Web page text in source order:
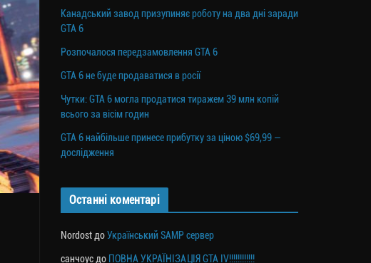
Канадський завод призупиняє роботу на два дні заради
GTA 6
Розпочалося передзамовлення GTA 6
GTA 6 не буде продаватися в росії
Чутки: GTA 6 могла продатися тиражем 39 млн копій
всього за вісім годин
GTA 6 найбільше принесе прибутку за ціною $69,99 —
дослідження
Останні коментарі
Nordost доУкраїнський SAMP сервер
санчоус до ПОВНА УКРАЇНІЗАЦІЯ GTA IV!!!!!!!!!!!!